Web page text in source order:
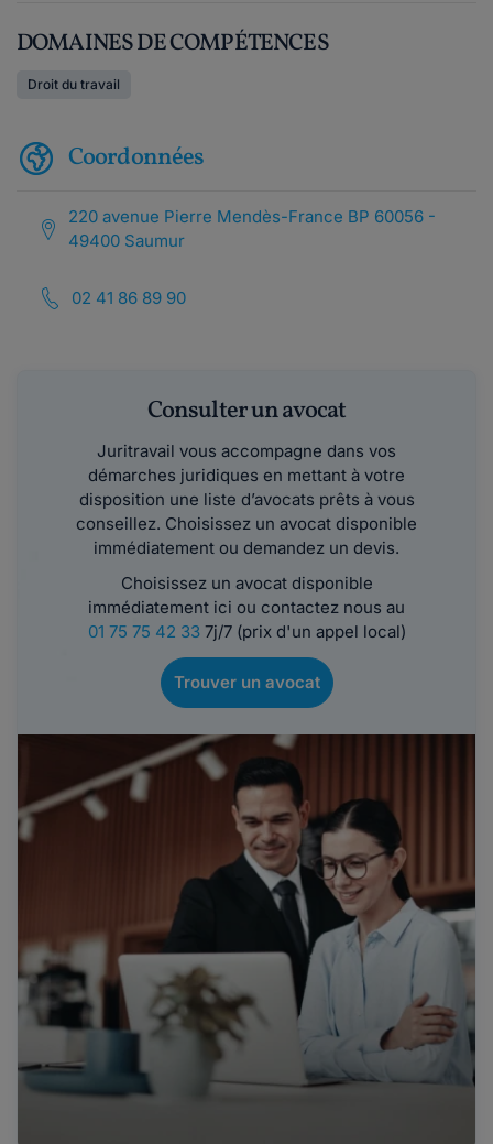
DOMAINES DE COMPÉTENCES
Droit du travail
Coordonnées
220 avenue Pierre Mendès-France BP 60056 -
49400 Saumur
02 41 86 89 90
Consulter un avocat
Juritravail vous accompagne dans vos
démarches juridiques en mettant à votre
disposition une liste d’avocats prêts à vous
conseillez. Choisissez un avocat disponible
immédiatement ou demandez un devis.
Choisissez un avocat disponible
immédiatement ici ou contactez nous au
01 75 75 42 337j/7 (prix d'un appel local)
Trouver un avocat